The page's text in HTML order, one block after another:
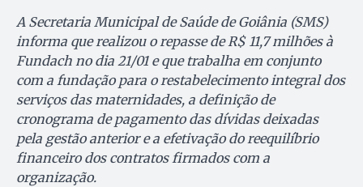
A Secretaria Municipal de Saúde de Goiânia (SMS)
informa que realizou o repasse de R$ 11,7 milhões à
Fundach no dia 21/01 e que trabalha em conjunto
com a fundação para o restabelecimento integral dos
serviços das maternidades, a definição de
cronograma de pagamento das dívidas deixadas
pela gestão anterior e a efetivação do reequilíbrio
financeiro dos contratos firmados com a
organização.